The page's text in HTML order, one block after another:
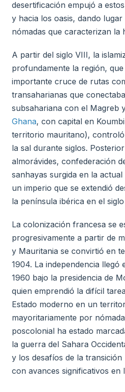
desertificación empujó a
y hacia los oasis, dando lugar
nómadas que caracterizan la
A partir del siglo VIII, la
profundamente la región,
importante cruce de rutas
transaharianas que
subsahariana con el Magreb
Ghana, con capital en
territorio mauritano),
la sal durante siglos.
almorávides, confederación
sanhayas surgida en la
un imperio que se extendió
la península ibérica en el
La colonización francesa se
progresivamente a partir de
y Mauritania se convirtió en
1904. La independencia llegó
1960 bajo la presidencia de
quien emprendió la difícil
Estado moderno en un
mayoritariamente por
poscolonial ha estado
la guerra del Sahara
y los desafíos de la transición
con avances significativos en